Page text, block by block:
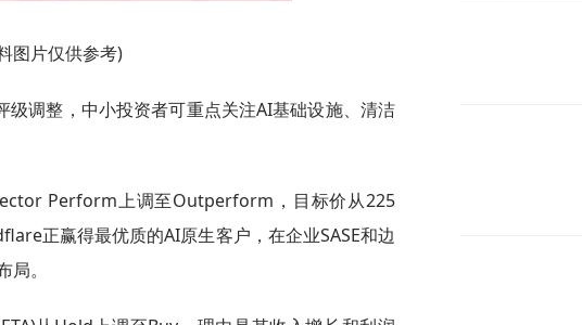
图片仅供参考)
级调整，中小投资者可重点关注AI基础设施、清洁
Perform上调至Outperform，目标价从225
正赢得最优质的AI原生客户，在企业SASE和边
。